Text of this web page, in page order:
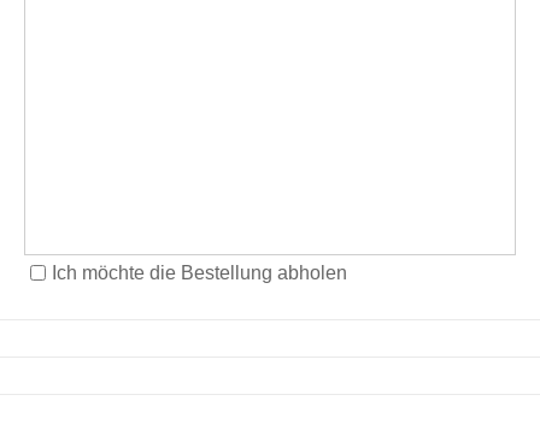
Ich möchte die Bestellung abholen